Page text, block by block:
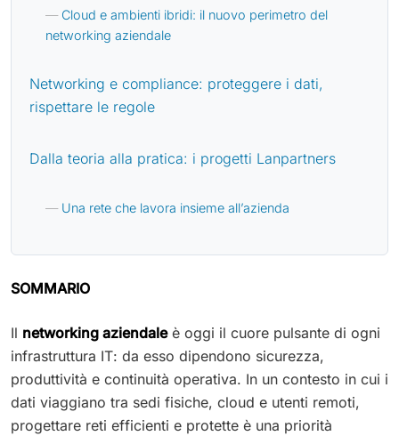
Cloud e ambienti ibridi: il nuovo perimetro del
networking aziendale
Networking e compliance: proteggere i dati,
rispettare le regole
Dalla teoria alla pratica: i progetti Lanpartners
Una rete che lavora insieme all’azienda
SOMMARIO
Il networking aziendaleè oggi il cuore pulsante di ogni
infrastruttura IT: da esso dipendono sicurezza,
produttività e continuità operativa. In un contesto in cui i
dati viaggiano tra sedi fisiche, cloud e utenti remoti,
progettare reti efficienti e protette è una priorità